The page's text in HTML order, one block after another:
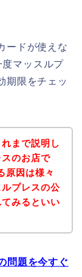
ードが使えな
マッスルプ
期限をチェッ
まで説明し
のお店で
原因は様々
プレスの公
みるといい
問題を今すぐ